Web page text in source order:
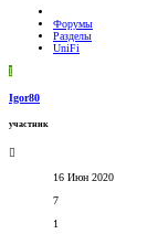
Форумы
Разделы
UniFi
I
Igor80
участник
16 Июн 2020
7
1